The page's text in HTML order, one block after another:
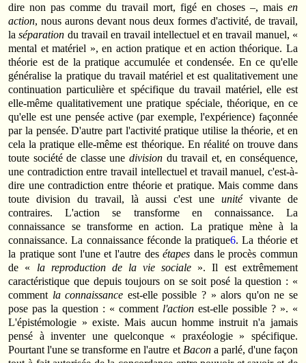
dire non pas comme du travail mort, figé en choses –, mais en
action, nous aurons devant nous deux formes d'activité, de travail,
laséparation du travail en travail intellectuel et en travail manuel, «
mental et matériel », en action pratique et en action théorique. La
théorie est de la pratique accumulée et condensée. En ce qu'elle
généralise la pratique du travail matériel et est qualitativement une
continuation particulière et spécifique du travail matériel, elle est
elle-même qualitativement une pratique spéciale, théorique, en ce
qu'elle est une pensée active (par exemple, l'expérience) façonnée
par la pensée. D'autre part l'activité pratique utilise la théorie, et en
cela la pratique elle-même est théorique. En réalité on trouve dans
toute société de classe une division du travail et, en conséquence,
une contradiction entre travail intellectuel et travail manuel, c'est-à-
dire une contradiction entre théorie et pratique. Mais comme dans
toute division du travail, là aussi c'est une unitévivante de
contraires. L'action se transforme en connaissance. La
connaissance se transforme en action. La pratique mène à la
connaissance. La connaissance féconde la pratique6. La théorie et
la pratique sont l'une et l'autre desétapes dans le procès commun
de « la reproduction de la vie sociale ». Il est extrêmement
caractéristique que depuis toujours on se soit posé la question : «
comment la connaissance est-elle possible ? » alors qu'on ne se
pose pas la question : « comment l'actionest-elle possible ? ». «
L'épistémologie » existe. Mais aucun homme instruit n'a jamais
pensé à inventer une quelconque « praxéologie » spécifique.
Pourtant l'une se transforme en l'autre et Bacona parlé, d'une façon